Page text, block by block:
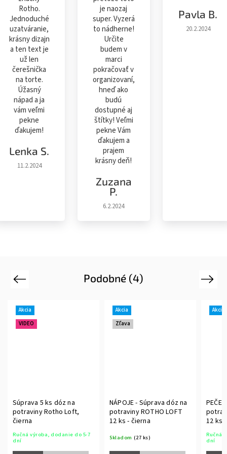
Rotho.
Jednoduché
uzatváranie,
krásny dizajn
a ten text je
už len
čerešnička
na torte.
Úžasný
nápad a ja
vám veľmi
pekne
ďakujem!
Lenka S.
11.2.2024
je naozaj
super. Vyzerá
to nádherne!
Určite
budem v
marci
pokračovať v
organizovaní,
hneď ako
budú
dostupné aj
štítky! Veľmi
pekne Vám
ďakujem a
prajem
krásny deň!
Zuzana
P.
6.2.2024
Pavla B.
20.2.2024
Podobné (4)
Previous
do 5-7
NÁPOJE - Súprava dóz na
potraviny ROTHO LOFT
Skladom (27 ks)
PEČENIE - Súprava dóz na
potraviny ROTHO LOFT
12 ks - čierna
Ručná výroba, dodanie do 5-7
dní
Next